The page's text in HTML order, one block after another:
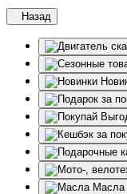
Назад
Масла